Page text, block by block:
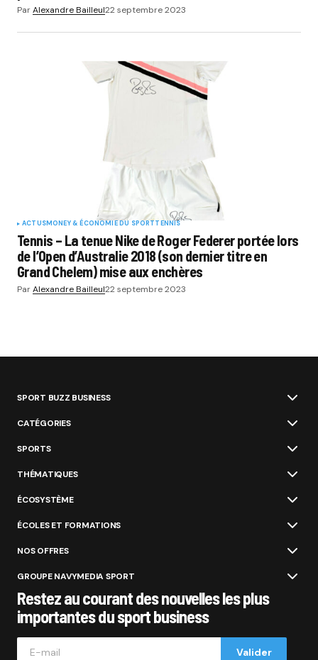
ParAlexandre Bailleul22 septembre 2023
ACTUSMONEY & ÉCONOMIE DU SPORTTENNIS
Tennis – La tenue Nike de Roger Federer portée lors
de l’Open d’Australie 2018 (son dernier titre en
Grand Chelem) mise aux enchères
ParAlexandre Bailleul22 septembre 2023
SPORT BUZZ BUSINESS
CATÉGORIES
SPORTS
THÉMATIQUES
ÉCOSYSTÈME
ÉCOLES ET FORMATIONS
NOS OFFRES
GROUPE NAVYMEDIA SPORT
Restez au courant des nouvelles les plus
importantes du sport business
Valider